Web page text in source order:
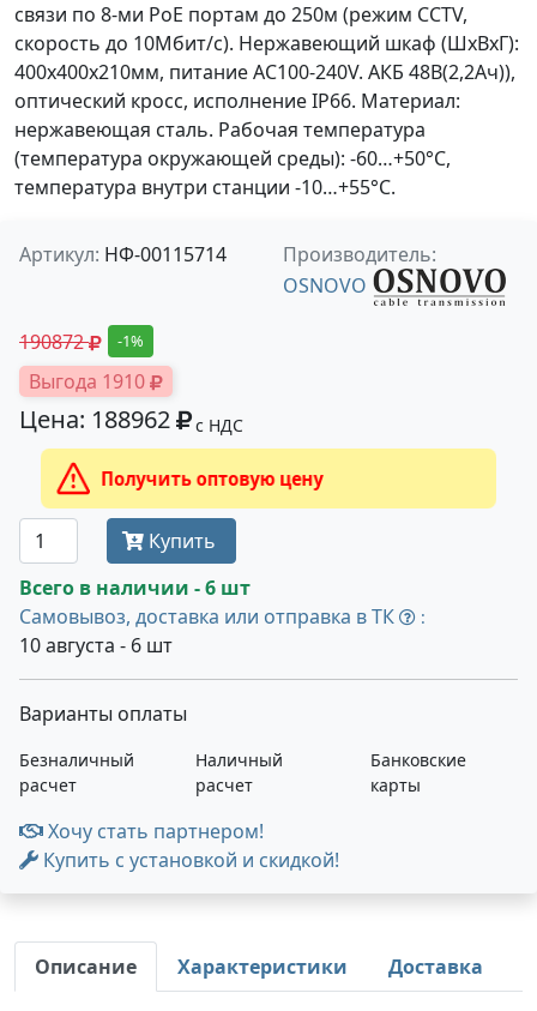
связи по 8-ми PoE портам до 250м (режим CCTV,
скорость до 10Мбит/с). Нержавеющий шкаф (ШxВxГ):
400х400х210мм, питание AC100-240V. АКБ 48В(2,2Ач)),
оптический кросс, исполнение IP66. Материал:
нержавеющая сталь. Рабочая температура
(температура окружающей среды): -60…+50°С,
температура внутри станции -10…+55°С.
Артикул: НФ-00115714
Производитель:
OSNOVO
190872 -1%
Выгода 1910
Цена: 188962 с НДС
Получить оптовую цену
Купить
Всего в наличии - 6 шт
Самовывоз, доставка или отправка в ТК
:
10 августа - 6 шт
Варианты оплаты
Безналичный
расчет
Наличный
расчет
Банковские
карты
Хочу стать партнером!
Купить с установкой и скидкой!
Описание Характеристики Доставка